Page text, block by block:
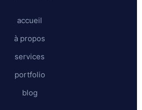
accueil
à propos
services
portfolio
blog